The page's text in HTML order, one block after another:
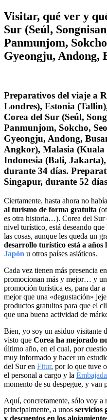
Visitar, qué ver y
Sur (Seúl,
Panmunjom,
Gyeongju, Andong,
Preparativos del viaje a
Londres), Estonia
Corea del Sur (Seúl,
Panmunjom, Sokcho,
Gyeongju, Andong,
Angkor), Malasia
Indonesia (Bali,
durante 34 días.
Singapur, durante 52
Ciertamente, hasta ahora no
al turismo de forma gratuita
es otra historia…). Corea del Sur
nivel turístico, está deseando
las cosas, aunque les queda un
desarrollo turístico está a años
Japón u otros países asiáticos.
Cada vez tienen más presencia
promocionan más y mejor… y
promoción turística es, para dar
mejor que una «degustación»
productos gratuitos para que el
que una buena actividad de
Bien, yo soy un asiduo visitante
visto que Corea ha mejorado
último año, en el cual, por
muy informado y hacer un
del Sur en Fitur, por lo que tuve
el personal a cargo y la Embajada
momento de su despegue, y van
Aquí, concretamente, sólo voy a
principalmente, a unos servicios